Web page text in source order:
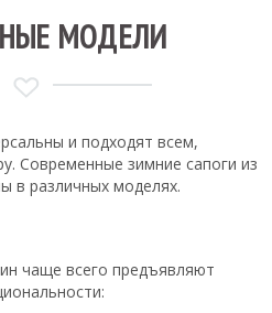
МОДЕЛИ
и подходят всем,
Современные зимние сапоги из
в различных моделях.
чаще всего предъявляют